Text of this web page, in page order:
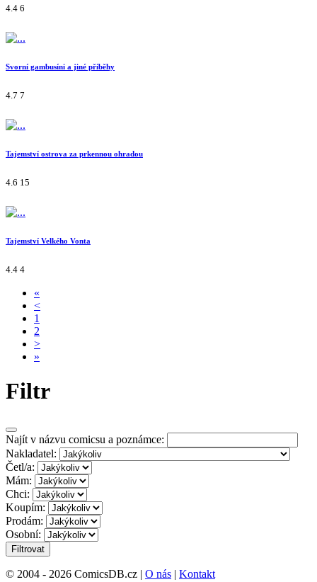
4.4 6
Svorní gambusíni a jiné příběhy
4.7 7
Tajemství ostrova za prkennou ohradou
4.6 15
Tajemství Velkého Vonta
4.4 4
«
<
1
2
>
»
Filtr
Najít v názvu comicsu a poznámce:
Nakladatel:
Četl/a:
Mám:
Chci:
Koupím:
Prodám:
Osobní:
Filtrovat
© 2004 - 2026 ComicsDB.cz | O nás | Kontakt